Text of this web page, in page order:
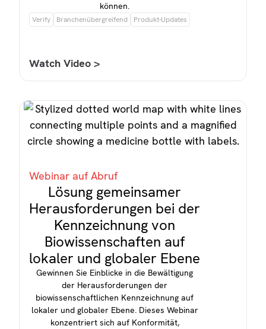
können.
Verify Branchenübergreifend Produkt-Updates
Watch Video >
Webinar auf Abruf
Lösung gemeinsamer
Herausforderungen bei der
Kennzeichnung von
Biowissenschaften auf
lokaler und globaler Ebene
Gewinnen Sie Einblicke in die Bewältigung
der Herausforderungen der
biowissenschaftlichen Kennzeichnung auf
lokaler und globaler Ebene. Dieses Webinar
konzentriert sich auf Konformität,